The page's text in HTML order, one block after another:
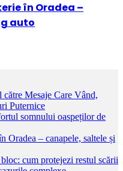
în Oradea –
auto
Mesaje Care Vând,
Puternice
somnului oaspeților de
Oradea – canapele, saltele și
cum protejezi restul scării